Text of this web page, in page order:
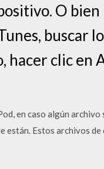
O bien
buscar
hacer clic en
en caso algún
están. Estos archivos